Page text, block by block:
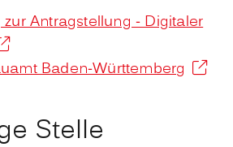
Antragstellung - Digitaler
Baden-Württemberg
Stelle